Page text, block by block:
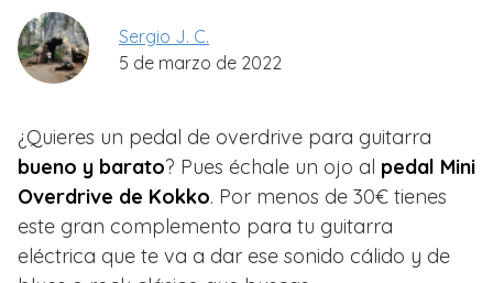
Sergio J. C.
5 de marzo de 2022
¿Quieres un pedal de overdrive para guitarra
bueno y barato? Pues échale un ojo al pedal Mini
Overdrive de Kokko. Por menos de 30€ tienes
este gran complemento para tu guitarra
eléctrica que te va a dar ese sonido cálido y de